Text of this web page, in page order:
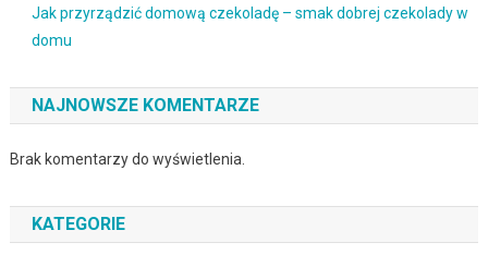
Jak przyrządzić domową czekoladę – smak dobrej czekolady w
domu
NAJNOWSZE KOMENTARZE
Brak komentarzy do wyświetlenia.
KATEGORIE